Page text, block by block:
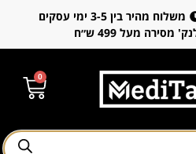
משלוח מהיר בין 3-5 ימי עסקים
מעל 499 ש״ח
0